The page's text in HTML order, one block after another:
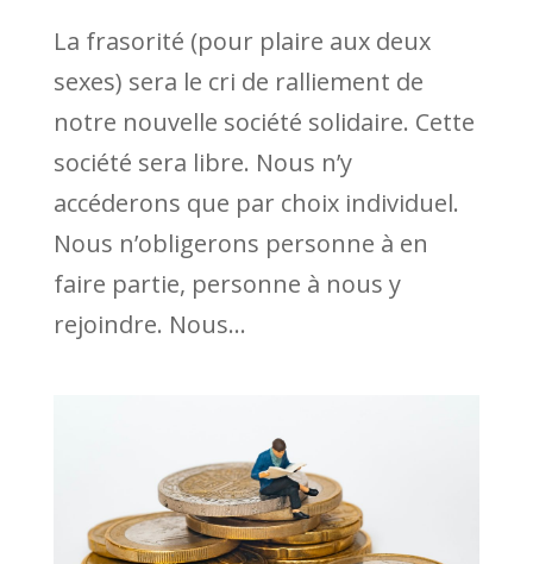
La frasorité (pour plaire aux deux
sexes) sera le cri de ralliement de
notre nouvelle société solidaire. Cette
société sera libre. Nous n’y
accéderons que par choix individuel.
Nous n’obligerons personne à en
faire partie, personne à nous y
rejoindre. Nous...